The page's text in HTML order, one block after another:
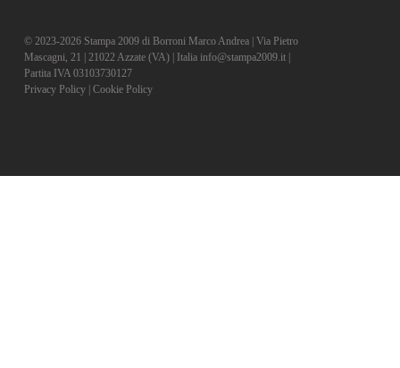
© 2023-2026 Stampa 2009 di Borroni Marco Andrea | Via Pietro
Mascagni, 21 | 21022 Azzate (VA) | Italia info@stampa2009.it |
Partita IVA 03103730127
Privacy Policy| Cookie Policy